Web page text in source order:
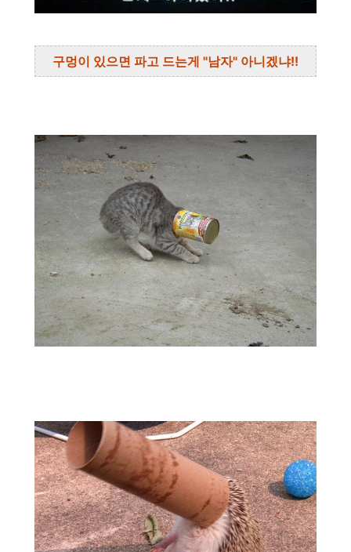
구멍이 있으면 파고 드는게 "남자" 아니겠냐!!